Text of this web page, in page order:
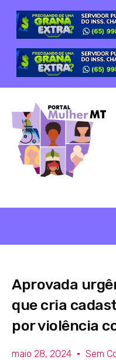
Aprovada
que cria
por violência
maio 28, 2024 Sem